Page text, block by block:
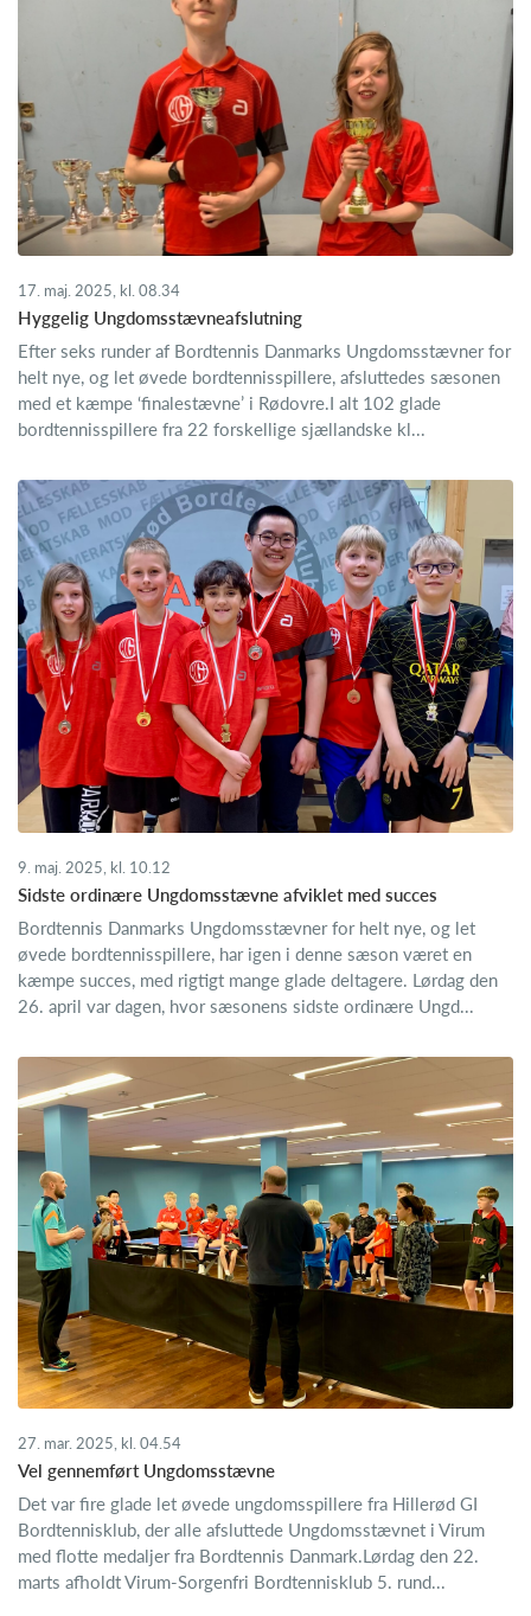
17. maj. 2025, kl. 08.34
Hyggelig Ungdomsstævneafslutning
Efter seks runder af Bordtennis Danmarks Ungdomsstævner for
helt nye, og let øvede bordtennisspillere, afsluttedes sæsonen
med et kæmpe ‘finalestævne’ i Rødovre.I alt 102 glade
bordtennisspillere fra 22 forskellige sjællandske kl...
9. maj. 2025, kl. 10.12
Sidste ordinære Ungdomsstævne afviklet med succes
Bordtennis Danmarks Ungdomsstævner for helt nye, og let
øvede bordtennisspillere, har igen i denne sæson været en
kæmpe succes, med rigtigt mange glade deltagere. Lørdag den
26. april var dagen, hvor sæsonens sidste ordinære Ungd...
27. mar. 2025, kl. 04.54
Vel gennemført Ungdomsstævne
Det var fire glade let øvede ungdomsspillere fra Hillerød GI
Bordtennisklub, der alle afsluttede Ungdomsstævnet i Virum
med flotte medaljer fra Bordtennis Danmark.Lørdag den 22.
marts afholdt Virum-Sorgenfri Bordtennisklub 5. rund...